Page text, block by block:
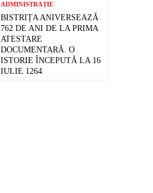
ADMINISTRAȚIE
BISTRIȚA ANIVERSEAZĂ
762 DE ANI DE LA PRIMA
ATESTARE
DOCUMENTARĂ. O
ISTORIE ÎNCEPUTĂ LA 16
IULIE 1264